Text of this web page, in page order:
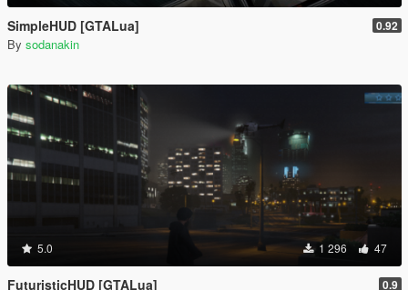
SimpleHUD [GTALua] 0.92
By sodanakin
5.0 1 296 47
FuturisticHUD [GTALua] 0.9